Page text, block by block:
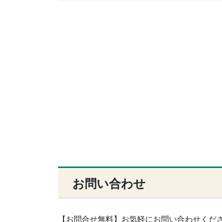
お問い合わせ
【お問合せ無料】お気軽にお問い合わせくだ